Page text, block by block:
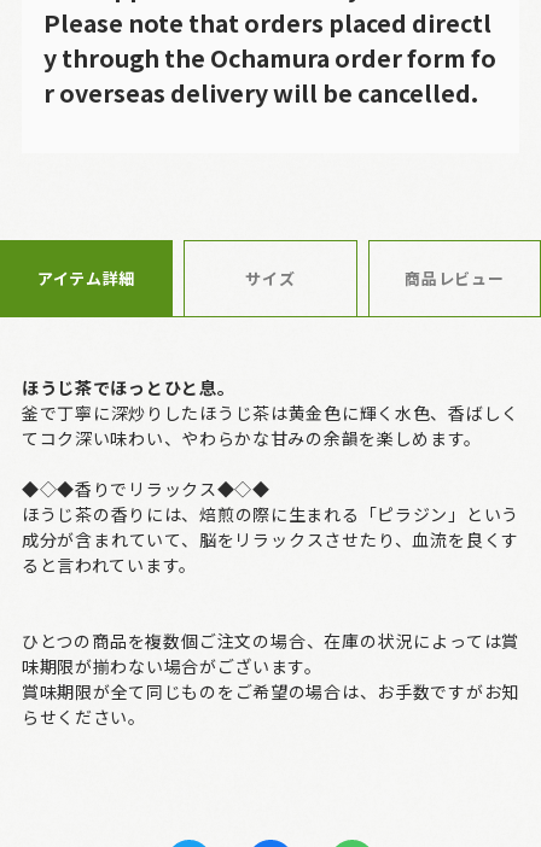
Please note that orders placed directl
y through the Ochamura order form fo
r overseas delivery will be cancelled.
アイテム詳細 サイズ 商品レビュー
ほうじ茶でほっとひと息。
釜で丁寧に深炒りしたほうじ茶は黄金色に輝く水色、香ばしく
てコク深い味わい、やわらかな甘みの余韻を楽しめます。
◆◇◆香りでリラックス◆◇◆
ほうじ茶の香りには、焙煎の際に生まれる「ピラジン」という
成分が含まれていて、脳をリラックスさせたり、血流を良くす
ると言われています。
ひとつの商品を複数個ご注文の場合、在庫の状況によっては賞
味期限が揃わない場合がございます。
賞味期限が全て同じものをご希望の場合は、お手数ですがお知
らせください。